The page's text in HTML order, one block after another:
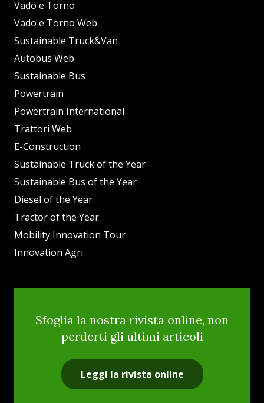
Vado e Torno
Vado e Torno Web
Sustainable Truck&Van
Autobus Web
Sustainable Bus
Powertrain
Powertrain International
Trattori Web
E-Construction
Sustainable Truck of the Year
Sustainable Bus of the Year
Diesel of the Year
Tractor of the Year
Mobility Innovation Tour
Innovation Agri
Sfoglia la nostra rivista online, non
perderti gli ultimi articoli
Leggi la rivista online